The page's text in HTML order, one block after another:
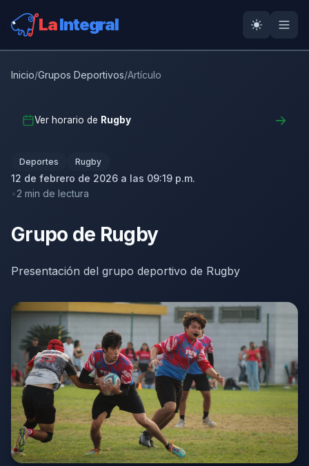
LaIntegral
Inicio/Grupos Deportivos/Artículo
Ver horario de Rugby
Deportes Rugby
12 de febrero de 2026 a las 09:19 p.m.
2 min de lectura
Grupo de Rugby
Presentación del grupo deportivo de Rugby